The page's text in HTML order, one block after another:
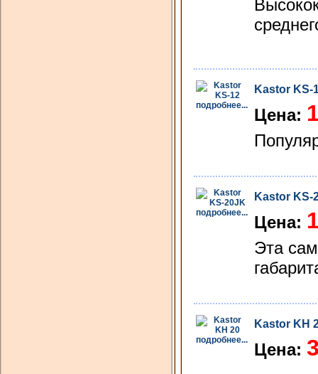
подробнее...
Kastor KS-
Цена:
подробнее...
Kastor KS-
Цена:
Эта
подробнее...
Kastor KН
Цена: